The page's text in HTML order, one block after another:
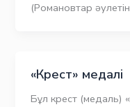
(Романовтар
«Крест» медалі
Бұл крест